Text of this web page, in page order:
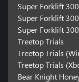
Super Forklift
Super Forklift
Super Forklift
Treetop Trials
Treetop Trials
Treetop Trials
Bear Knight